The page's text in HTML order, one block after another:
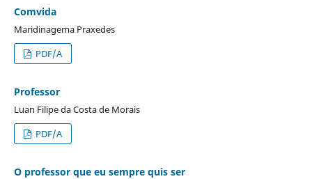
Comvida
Maridinagema Praxedes
PDF/A
Professor
Luan Filipe da Costa de Morais
PDF/A
O professor que eu sempre quis ser